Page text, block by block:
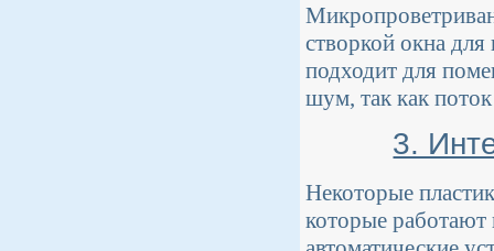
створкой окна
подходит для
шум, так как
3.
Некоторые
которые